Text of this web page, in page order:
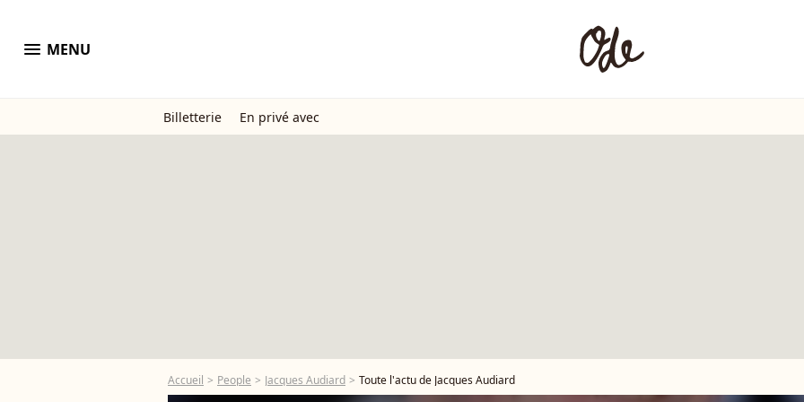
menu MENU
Billetterie En privé avec
Accueil People Jacques Audiard Toute l'actu de Jacques Audiard